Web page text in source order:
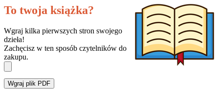
To twoja książka?
Wgraj kilka pierwszych stron swojego
dzieła!
Zachęcisz w ten sposób czytelników do
zakupu.
Wgraj plik PDF